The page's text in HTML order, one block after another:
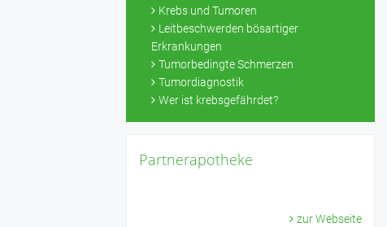
Krebs und Tumoren
Leitbeschwerden bösartiger
Erkrankungen
Tumorbedingte Schmerzen
Tumordiagnostik
Wer ist krebsgefährdet?
Partnerapotheke
zur Webseite